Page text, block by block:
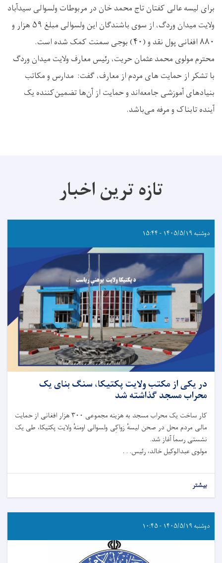
برای لیسه عالی کفتان تاج محمد خان در مربوطات ولسوالی سیدآباد
ولایت میدان وردگ، از سوی باشندگان این ولسوالی مبلغ ۵۹ هزار و
۸۸۰ افغانی پول نقد و (۴۰) بوجی سمنت کمک شده است.
محترم مولوی محمد عثمان حریت، رئیس معارف ولایت میدان وردگ
با تشکر از حمایت های مردم از معارف، گفت: مدارس و مکاتب
بنیادهای آموزشی جامعه‌اند و حمایت از آن‌ها تضمین‌کننده یک
آینده تابناک و مرفه می‌باشد.
تازه ترین اخبار
دوشنبه ۱۴۰۵/۵/۱۹ - ۱۵:۴۴
در یکی از مکتب ولایت پکتیکا، سنگ بنای یک
محراب مسجد گذاشته شد
کار ساخت یک محراب مسجد به هزینه مجموعی ۳۰۰ هزار افغانی از حمایت
مالی مردم محل در صحن لیسهٔ زواکِی ولسوالی اومنهٔ ولایت پکتیکا، طی یک
نشستی رسماً آغاز شد.
مولوی عبدالوکیل خالد، رئیس. . .
بیشتر
دوشنبه ۱۴۰۵/۵/۱۹ - ۱۰:۴۵